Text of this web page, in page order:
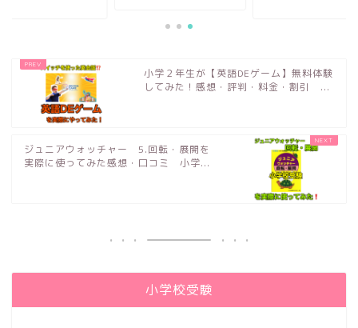
小学２年生が【英語DEゲーム】無料体験
してみた！感想・評判・料金・割引 ...
ジュニアウォッチャー 5.回転・展開を
実際に使ってみた感想・口コミ 小学...
小学校受験